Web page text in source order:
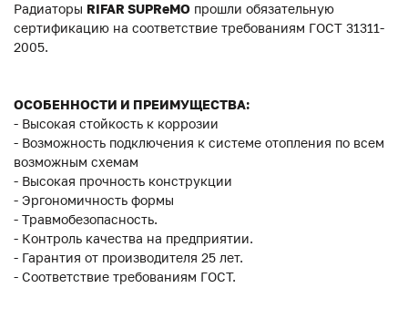
Радиаторы RIFAR SUPReMO прошли обязательную
сертификацию на соответствие требованиям ГОСТ 31311-
2005.
ОСОБЕННОСТИ И ПРЕИМУЩЕСТВА:
- Высокая стойкость к коррозии
- Возможность подключения к системе отопления по всем
возможным схемам
- Высокая прочность конструкции
- Эргономичность формы
- Травмобезопасность.
- Контроль качества на предприятии.
- Гарантия от производителя 25 лет.
- Соответствие требованиям ГОСТ.